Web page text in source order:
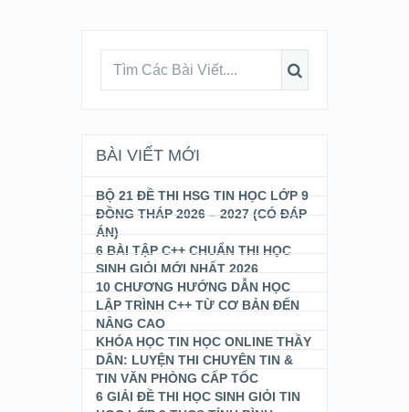
BÀI VIẾT MỚI
BỘ 21 ĐỀ THI HSG TIN HỌC LỚP 9
ĐỒNG THÁP 2026 – 2027 (CÓ ĐÁP
ÁN)
6 BÀI TẬP C++ CHUẨN THI HỌC
SINH GIỎI MỚI NHẤT 2026
10 CHƯƠNG HƯỚNG DẪN HỌC
LẬP TRÌNH C++ TỪ CƠ BẢN ĐẾN
NÂNG CAO
KHÓA HỌC TIN HỌC ONLINE THẦY
DÂN: LUYỆN THI CHUYÊN TIN &
TIN VĂN PHÒNG CẤP TỐC
6 GIẢI ĐỀ THI HỌC SINH GIỎI TIN